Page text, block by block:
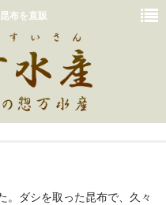
布を直販
。ダシを取った昆布で、久々